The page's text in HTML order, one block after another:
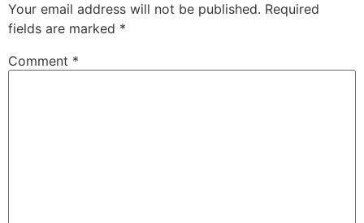
Your email address will not be published. Required
fields are marked *
Comment *